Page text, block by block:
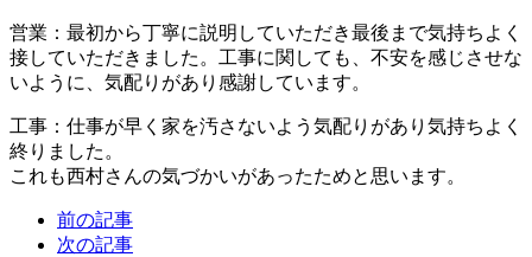
営業：最初から丁寧に説明していただき最後まで気持ちよく
接していただきました。工事に関しても、不安を感じさせな
いように、気配りがあり感謝しています。
工事：仕事が早く家を汚さないよう気配りがあり気持ちよく
終りました。
これも西村さんの気づかいがあったためと思います。
前の記事
次の記事